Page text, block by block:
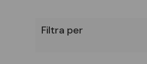
Filtra per